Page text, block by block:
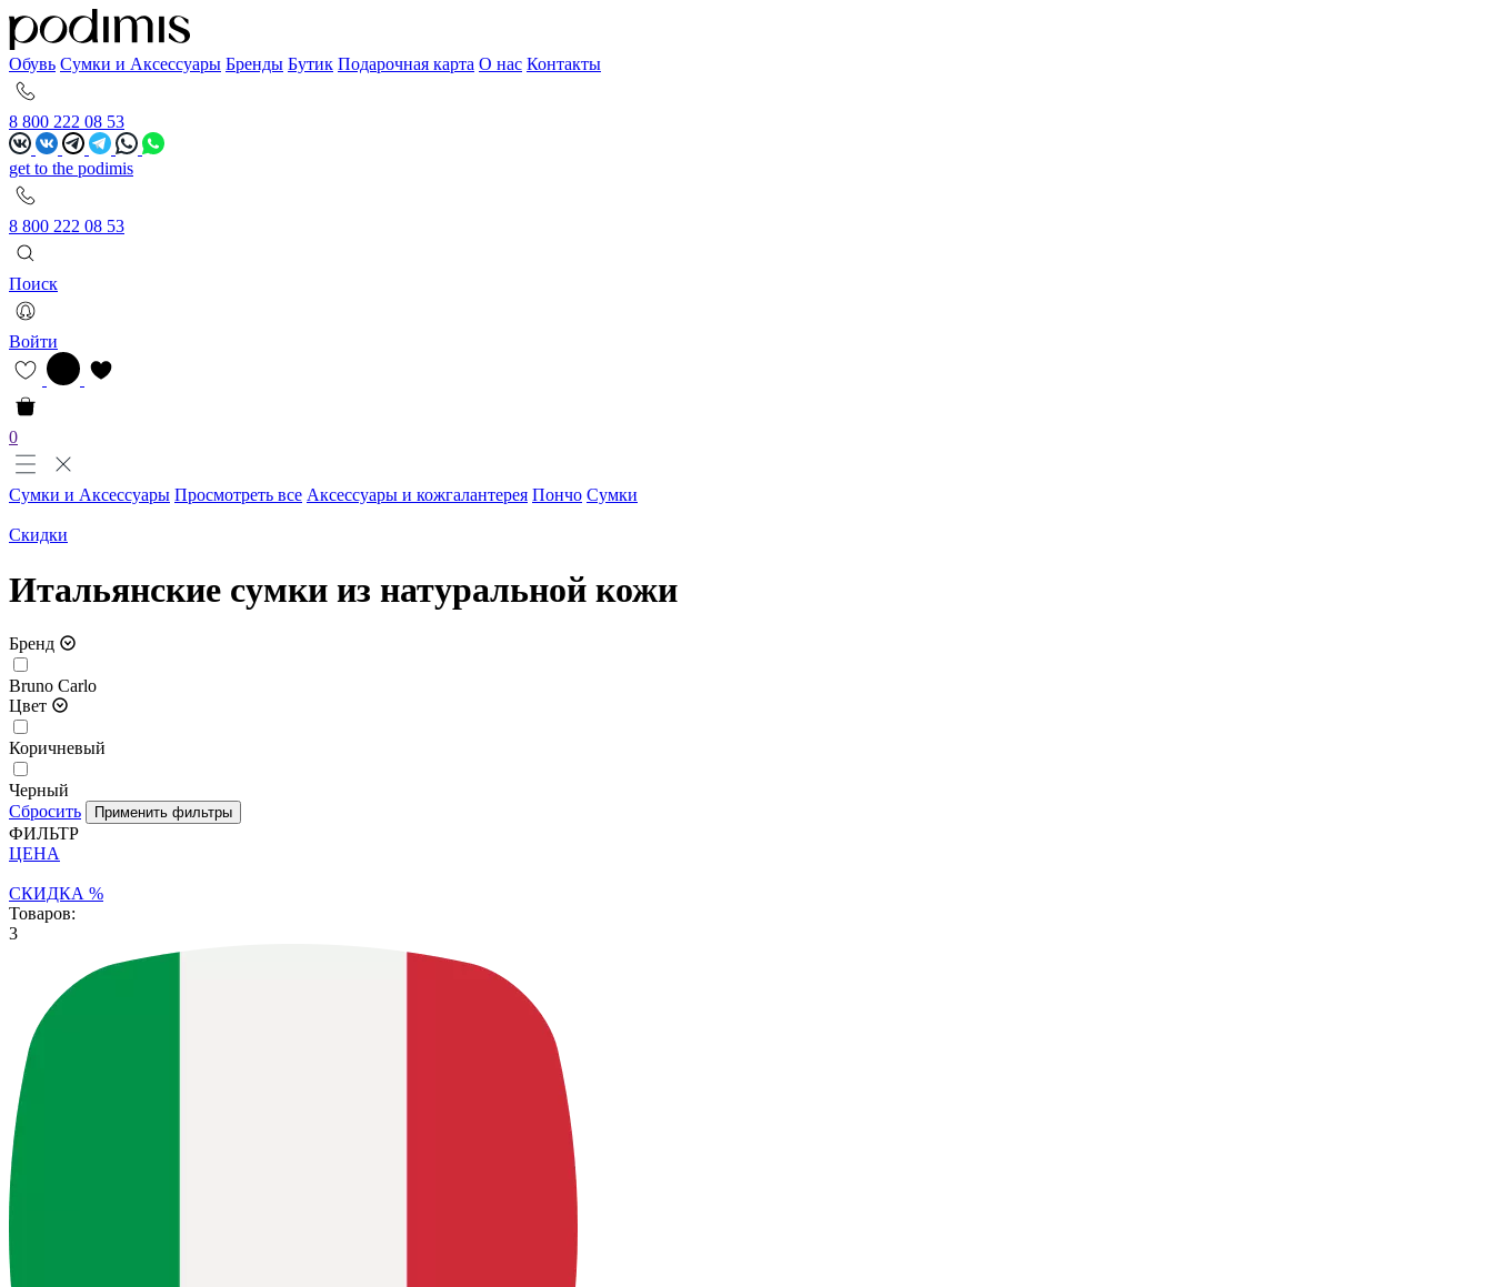
Обувь Сумки и Аксессуары Бренды Бутик Подарочная карта О нас Контакты
8 800 222 08 53
get to the podimis
8 800 222 08 53
Поиск
Войти
0
Сумки и Аксессуары Просмотреть все Аксессуары и кожгалантерея Пончо Сумки
Скидки
Итальянские сумки из натуральной кожи
Бренд
Bruno Carlo
Цвет
Коричневый
Черный
Сбросить
ФИЛЬТР
ЦЕНА
СКИДКА %
Товаров:
3